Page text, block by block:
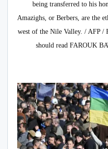
being transferred to his
Amazighs, or Berbers, are the
west of the Nile Valley. / AFP
should read FAROUK